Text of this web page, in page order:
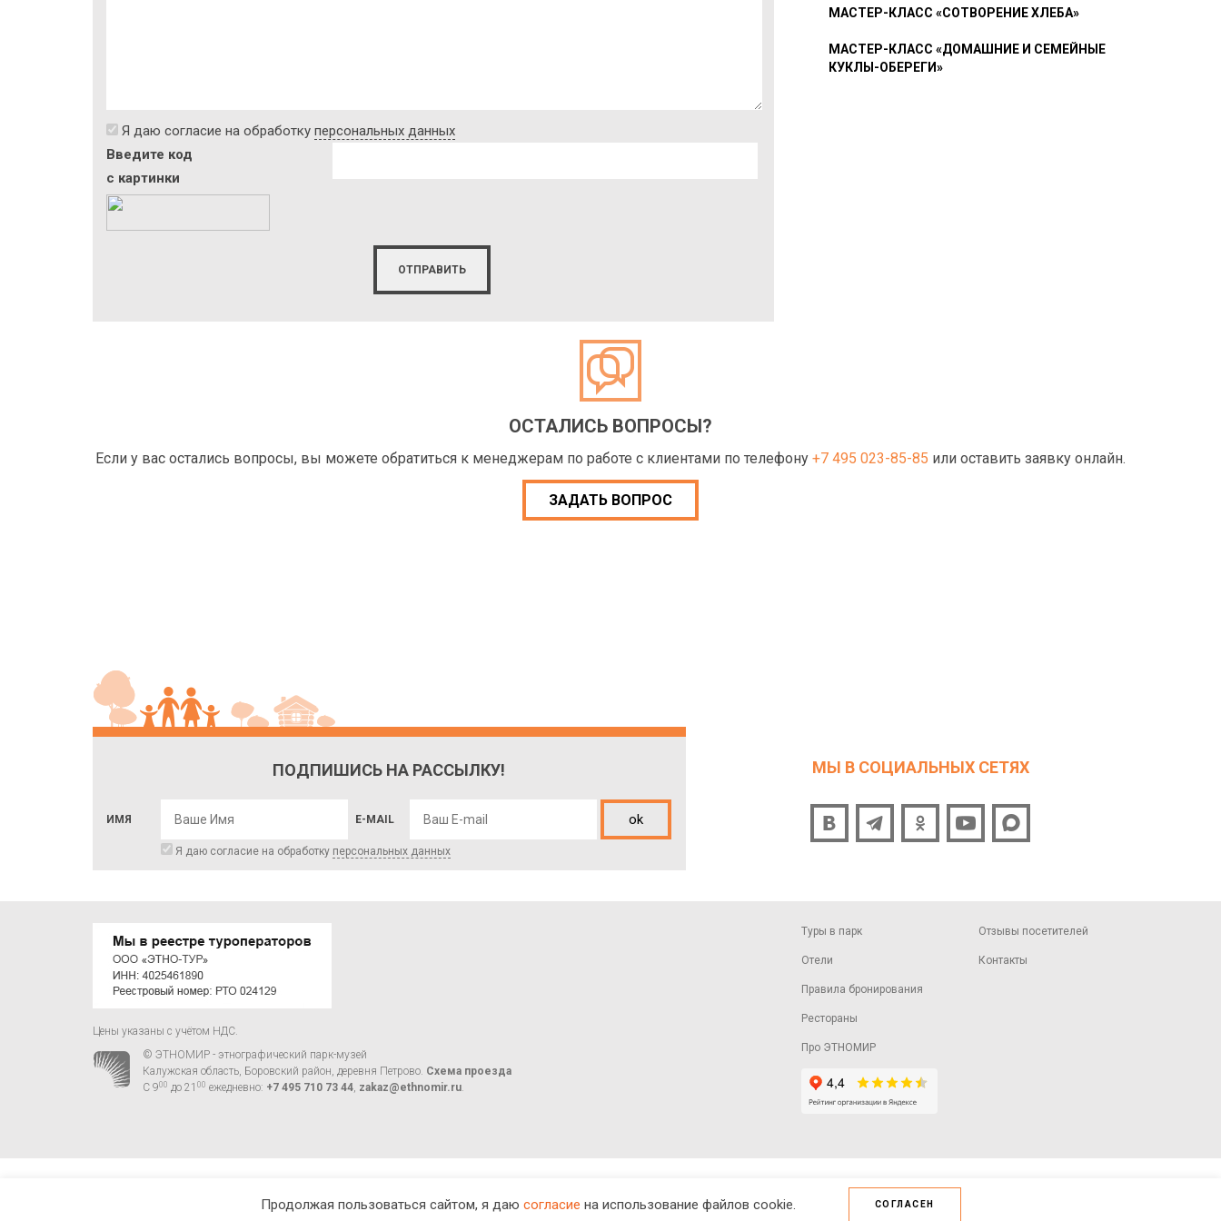
Я даю согласие на обработку персональных данных
Введите код
с картинки
МАСТЕР-КЛАСС «СОТВОРЕНИЕ ХЛЕБА»
МАСТЕР-КЛАСС «ДОМАШНИЕ И СЕМЕЙНЫЕ
КУКЛЫ-ОБЕРЕГИ»
ОСТАЛИСЬ ВОПРОСЫ?
Если у вас остались вопросы, вы можете обратиться к менеджерам по работе с клиентами по телефону +7 495 023-85-85 или оставить заявку онлайн.
ЗАДАТЬ ВОПРОС
ПОДПИШИСЬ НА РАССЫЛКУ!
ИМЯ E-MAIL ok
Я даю согласие на обработку персональных данных
МЫ В СОЦИАЛЬНЫХ СЕТЯХ
Туры в парк
Отели
Правила бронирования
Рестораны
Про ЭТНОМИР
Отзывы посетителей
Контакты
Цены указаны с учётом НДС.
© ЭТНОМИР - этнографический парк-музей
Калужская область, Боровский район, деревня Петрово. Схема проезда
С 900 до 21 00 ежедневно: +7 495 710 73 44, zakaz@ethnomir.ru.
Продолжая пользоваться сайтом, я даю согласие на использование файлов cookie. СОГЛАСЕН